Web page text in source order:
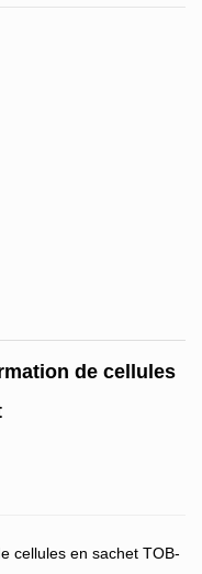
de cellules
cellules en sachet TOB-